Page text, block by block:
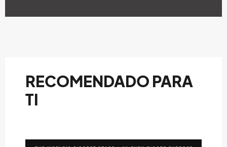
RECOMENDADO PARA
TI